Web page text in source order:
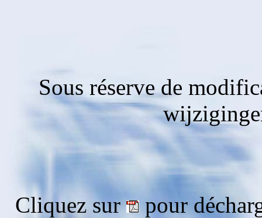
Sous réserve de
Cliquez sur pour